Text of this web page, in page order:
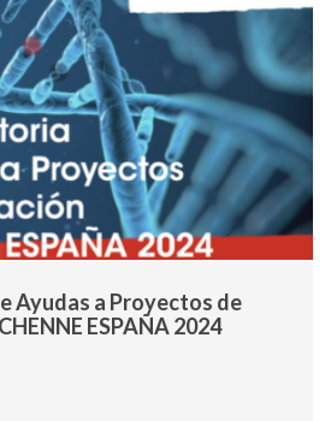
Ayudas a Proyectos de
ESPAÑA 2024